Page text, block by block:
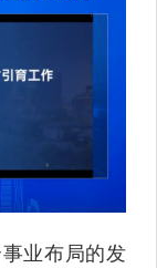
业布局的发